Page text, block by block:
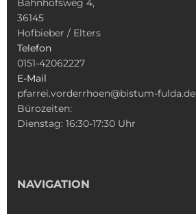
Bahnhofsweg 4,
36145
Hofbieber / Elters
Telefon
0151-42062227
E-Mail
pfarrei.vorderrhoen@bistum-fulda.de
Bürozeiten:
Dienstag: 16:30-17:30 Uhr
NAVIGATION